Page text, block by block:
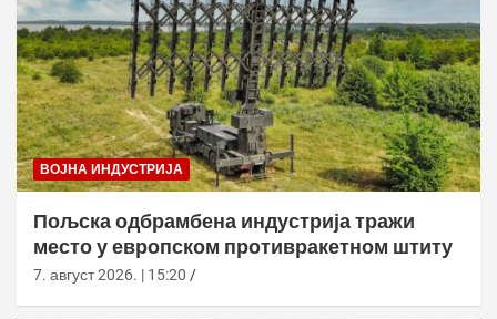
ВОЈНА ИНДУСТРИЈА
Пољска одбрамбена индустрија тражи
место у европском противракетном штиту
7. август 2026. | 15:20